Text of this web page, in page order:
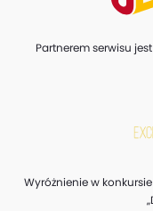
Partnerem serwisu
Wyróżnienie w